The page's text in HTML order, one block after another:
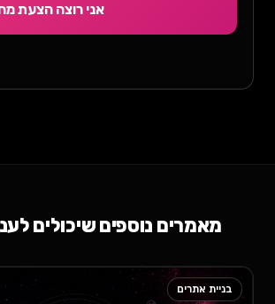
אני רוצה הצעת מחיר
מאמרים נוספים שיכולים לעניין
בניית אתרים